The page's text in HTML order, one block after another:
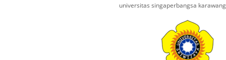
universitas singaperbangsa karawang